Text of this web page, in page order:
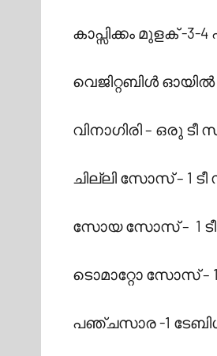
കാപ്സിക്കം മുളക് -
വെജിറ്റബിൾ ഓയിൽ
വിനാഗിരി – ഒരു
ചില്ലി സോസ് – 1
സോയ സോസ് – 1
ടൊമാറ്റോ സോസ് –
പഞ്ചസാര -1